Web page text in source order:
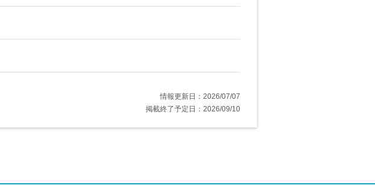
情報更新日：2026/07/07
掲載終了予定日：2026/09/10